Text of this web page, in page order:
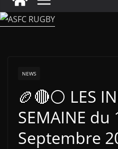
NEWS
🏉🔴⚪ LES
SEMAINE du
Septembre